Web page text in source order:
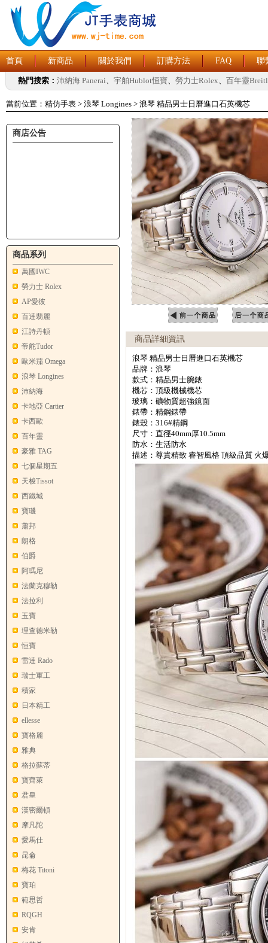
首頁 新商品 關於我們 訂購方法 FAQ 聯
熱門搜索： 沛納海 Panerai、 宇舶Hublot恒寶、 勞力士Rolex、 百年靈
當前位置： 精仿手表 > 浪琴 Longines > 浪琴 精品男士日曆進口石英機芯
商店公告
商品系列
萬國IWC
勞力士 Rolex
AP愛彼
百達翡麗
江詩丹頓
帝舵Tudor
歐米茄 Omega
浪琴 Longines
沛納海
卡地亞 Cartier
卡西歐
百年靈
豪雅 TAG
七個星期五
天梭Tissot
西鐵城
寶璣
蕭邦
朗格
伯爵
阿瑪尼
法蘭克穆勒
法拉利
玉寶
理查德米勒
恒寶
雷達 Rado
瑞士軍工
積家
日本精工
ellesse
寶格麗
雅典
格拉蘇蒂
寶齊萊
君皇
漢密爾頓
摩凡陀
愛馬仕
昆侖
梅花 Titoni
寶珀
範思哲
RQGH
安肯
商品詳細資訊
浪琴 精品男士日曆進口石英機芯
品牌：浪琴
款式：精品男士腕錶
機芯：頂級機械機芯
玻璃：礦物質超強鏡面
錶帶：精鋼錶帶
錶殼：316#精鋼
尺寸：直徑40mm厚10.5mm
防水：生活防水
描述：尊貴精致 睿智風格 頂級品質 火